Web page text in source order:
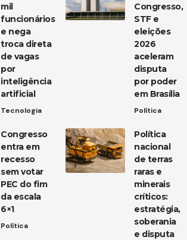
mil
funcionários
e nega
troca direta
de vagas
por
inteligência
artificial
Tecnologia
Congresso
entra em
recesso
sem votar
PEC do fim
da escala
6×1
Política
Congresso,
STF e
eleições
2026
aceleram
disputa
por poder
em Brasília
Política
Política
nacional
de terras
raras e
minerais
críticos:
estratégia,
soberania
e disputa